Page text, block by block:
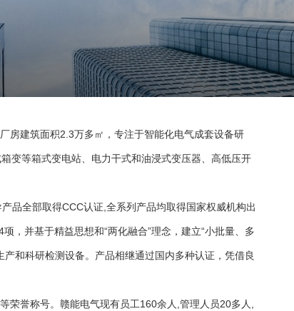
房建筑面积2.3万多㎡，专注于智能化电气成套设备研
变等箱式变电站、电力干式和油浸式变压器、 高低压开
品全部取得CCC认证,全系列产品均取得国家权威机构出
，并基于精益思想和“两化融合”理念，建立“小批量、多
和科研检测设备。产品相继通过国内多种认证，凭借良
荣誉称号。赣能电气现有员工160余人,管理人员20多人,